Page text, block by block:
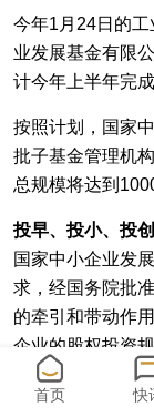
今年1月24日的
业发展基金有限
计今年上半年完
按照计划，国家
批子基金管理机
总规模将达到
投早、投小、投
国家中小企业发
求，经国务院批
的牵引和带动作
企业的股权投资
投资策略是将不
首页 快